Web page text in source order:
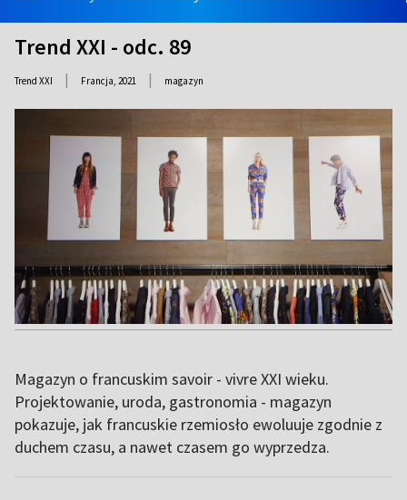
Trend XXI - odc. 89
Trend XXI | Francja, 2021 | magazyn
Magazyn o francuskim savoir - vivre XXI wieku.
Projektowanie, uroda, gastronomia - magazyn
pokazuje, jak francuskie rzemiosło ewoluuje zgodnie z
duchem czasu, a nawet czasem go wyprzedza.